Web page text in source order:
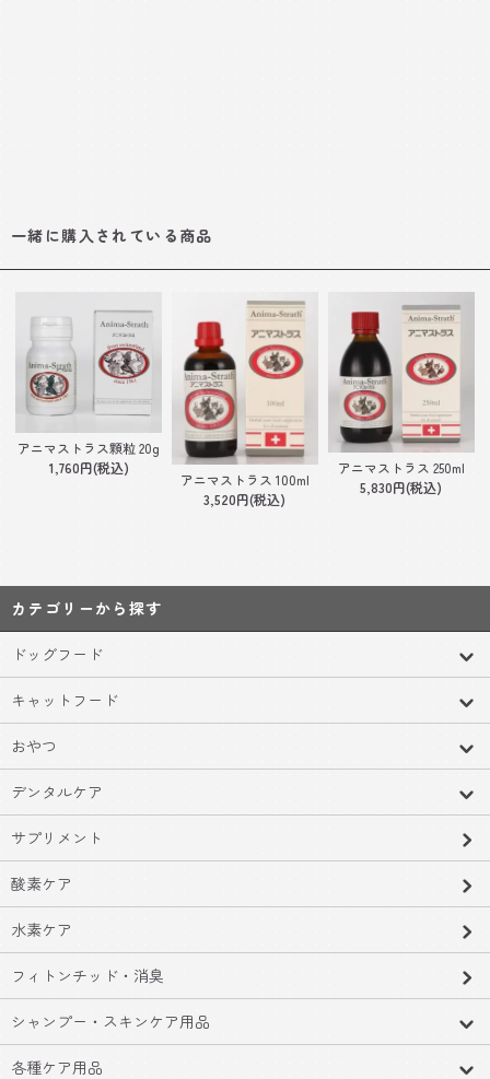
一緒に購入されている商品
アニマストラス顆粒 20g
1,760円(税込)
アニマストラス 100ml
3,520円(税込)
アニマストラス 250ml
5,830円(税込)
カテゴリーから探す
ドッグフード
キャットフード
おやつ
デンタルケア
サプリメント
酸素ケア
水素ケア
フィトンチッド・消臭
シャンプー・スキンケア用品
各種ケア用品